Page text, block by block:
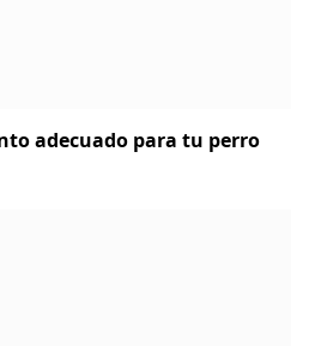
adecuado para tu perro